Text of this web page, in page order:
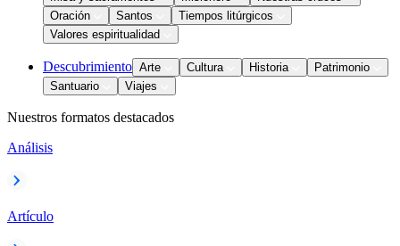
Oración
Santos
Tiempos litúrgicos
Valores espiritualidad
Descubrimiento Arte Cultura Historia
Patrimonio
Santuario
Viajes
Nuestros formatos destacados
Análisis
Artículo